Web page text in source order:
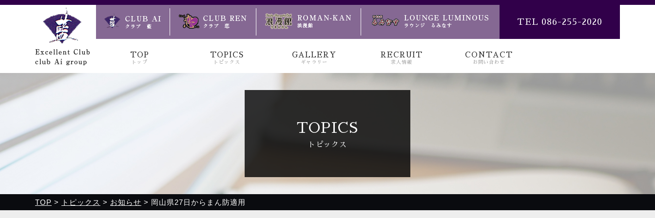
クラブ藍(あい)、クラブ恋(れん)、ルミナス、浪漫館で皆様のお越しをお待ちしております
TEL 086-255-2020
TOP
トップ
TOPICS
トピックス
GALLERY
ギャラリー
RECRUIT
求人情報
CONTACT
お問い合わせ
TOPICS
トピックス
TOP > トピックス > お知らせ > 岡山県27日からまん防適用